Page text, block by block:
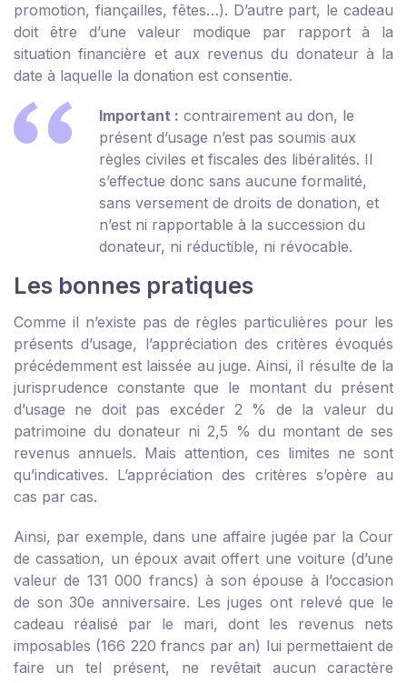
promotion, fiançailles, fêtes…). D’autre part, le cadeau
doit être d’une valeur modique par rapport à la
situation financière et aux revenus du donateur à la
date à laquelle la donation est consentie.
Important : contrairement au don, le
présent d’usage n’est pas soumis aux
règles civiles et fiscales des libéralités. Il
s’effectue donc sans aucune formalité,
sans versement de droits de donation, et
n’est ni rapportable à la succession du
donateur, ni réductible, ni révocable.
Les bonnes pratiques
Comme il n’existe pas de règles particulières pour les
présents d’usage, l’appréciation des critères évoqués
précédemment est laissée au juge. Ainsi, il résulte de la
jurisprudence constante que le montant du présent
d’usage ne doit pas excéder 2 % de la valeur du
patrimoine du donateur ni 2,5 % du montant de ses
revenus annuels. Mais attention, ces limites ne sont
qu’indicatives. L’appréciation des critères s’opère au
cas par cas.
Ainsi, par exemple, dans une affaire jugée par la Cour
de cassation, un époux avait offert une voiture (d’une
valeur de 131 000 francs) à son épouse à l’occasion
de son 30e anniversaire. Les juges ont relevé que le
cadeau réalisé par le mari, dont les revenus nets
imposables (166 220 francs par an) lui permettaient de
faire un tel présent, ne revêtait aucun caractère